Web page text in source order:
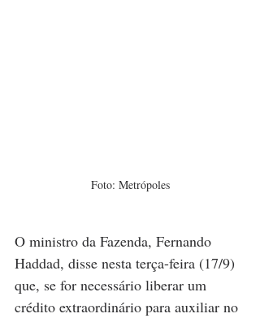
Foto: Metrópoles
O ministro da Fazenda, Fernando
Haddad, disse nesta terça-feira (17/9)
que, se for necessário liberar um
crédito extraordinário para auxiliar no